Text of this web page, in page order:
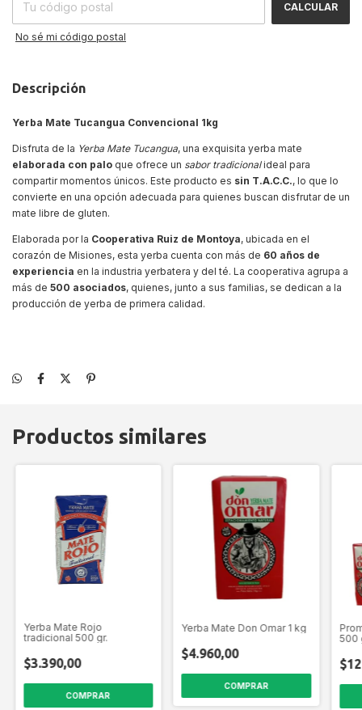
CALCULAR
No sé mi código postal
Descripción
Yerba Mate Tucangua Convencional 1kg
Disfruta de la Yerba Mate Tucangua, una exquisita yerba mate
elaborada con palo que ofrece un sabor tradicionalideal para
compartir momentos únicos. Este producto es sin T.A.C.C., lo que lo
convierte en una opción adecuada para quienes buscan disfrutar de un
mate libre de gluten.
Elaborada por la Cooperativa Ruiz de Montoya, ubicada en el
corazón de Misiones, esta yerba cuenta con más de 60 años de
experiencia en la industria yerbatera y del té. La cooperativa agrupa a
más de 500 asociados, quienes, junto a sus familias, se dedican a la
producción de yerba de primera calidad.
Productos similares
Yerba Mate Rojo
tradicional 500 gr.
$3.390,00
Yerba Mate Don Omar 1 kg
$4.960,00
500